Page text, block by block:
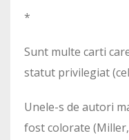
*
Sunt multe carti
statut privilegiat
Unele-s de autori
fost colorate